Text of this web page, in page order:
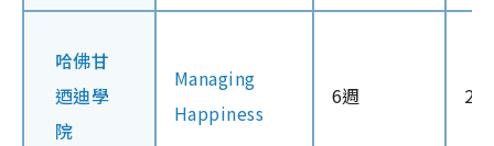
哈佛甘
迺迪學
院
Managing
Happiness
6週